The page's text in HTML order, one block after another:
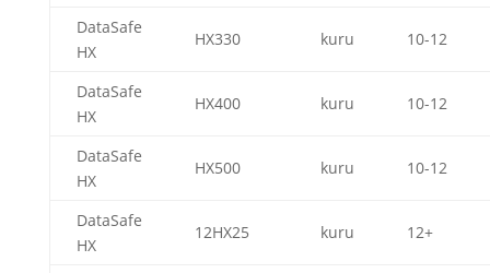
DataSafe
HX
HX330 kuru 10-12
DataSafe
HX
HX400 kuru 10-12
DataSafe
HX
HX500 kuru 10-12
DataSafe
HX
12HX25 kuru 12+